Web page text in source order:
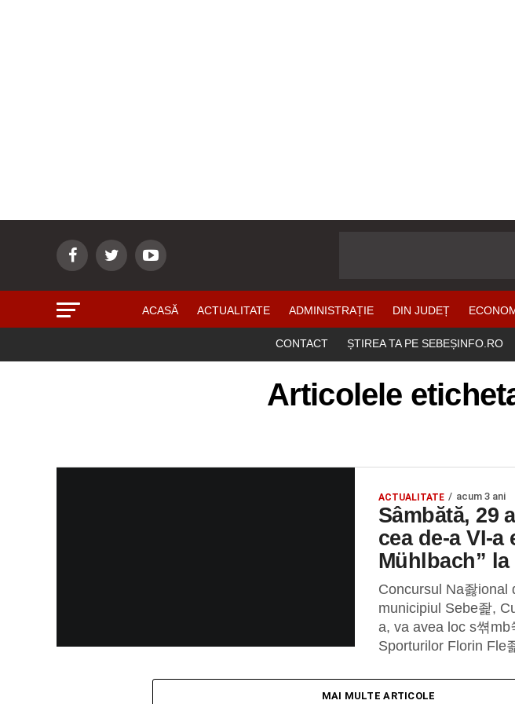
ACASĂ ACTUALITATE ADMINISTRAȚIE DIN JUDEȚ
CONTACT ȘTIREA TA PE SEBEȘINFO.RO
Articolele
ACTUALITATE acum 3 ani
Sâmbătă, 29
cea de-a VI-a
Mühlbach”
Concursul Na좛ional
municipiul Sebe좙,
a, va avea loc s쎢
Sporturilor Florin Fle
MAI MULTE ARTICOLE